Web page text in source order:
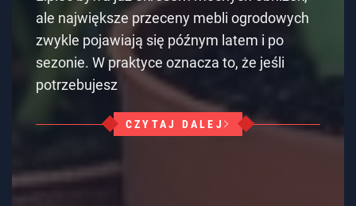
ale największe przeceny mebli ogrodowych
zwykle pojawiają się późnym latem i po
sezonie. W praktyce oznacza to, że jeśli
potrzebujesz
CZYTAJ DALEJ